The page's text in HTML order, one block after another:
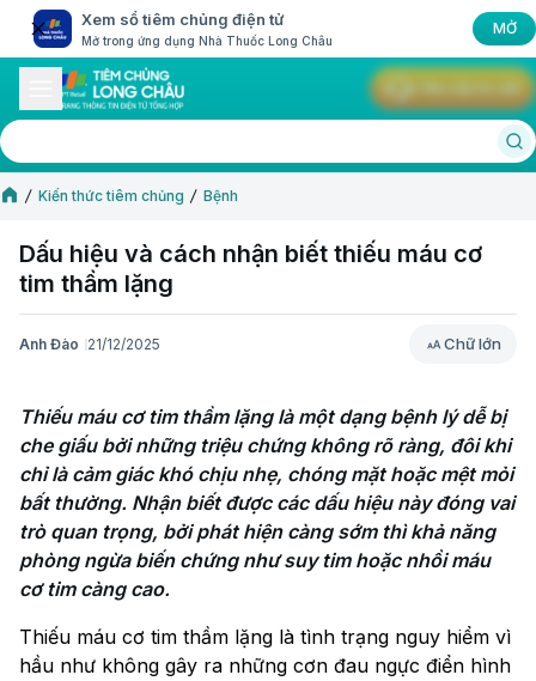
Xem sổ tiêm chủng điện tử
Mở trong ứng dụng Nhà Thuốc Long Châu
MỞ
Kiến thức tiêm chủng Bệnh
Dấu hiệu và cách nhận biết thiếu máu cơ
tim thầm lặng
Anh Đào 21/12/2025 Chữ lớn
Chữ lớn
Thiếu máu cơ tim thầm lặng là một dạng bệnh lý dễ bị
che giấu bởi những triệu chứng không rõ ràng, đôi khi
chỉ là cảm giác khó chịu nhẹ, chóng mặt hoặc mệt mỏi
bất thường. Nhận biết được các dấu hiệu này đóng vai
trò quan trọng, bởi phát hiện càng sớm thì khả năng
phòng ngừa biến chứng như suy tim hoặc nhồi máu
cơ tim càng cao.
Thiếu máu cơ tim thầm lặng là tình trạng nguy hiểm vì
hầu như không gây ra những cơn đau ngực điển hình